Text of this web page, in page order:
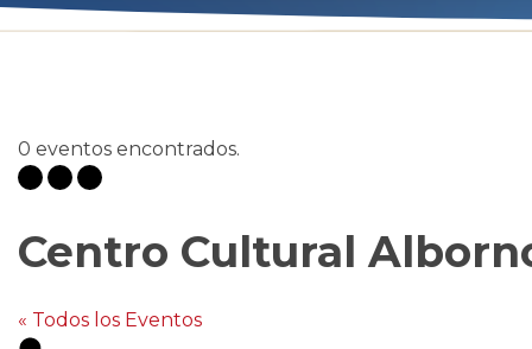
0 eventos encontrados.
Centro Cultural
« Todos los Eventos